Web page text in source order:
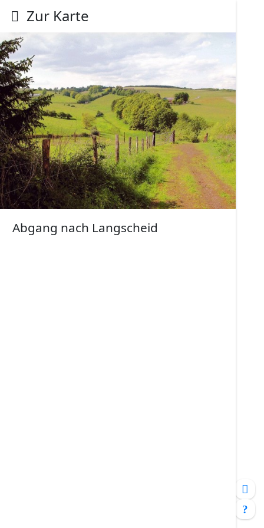
Zur Karte
Abgang nach Langscheid